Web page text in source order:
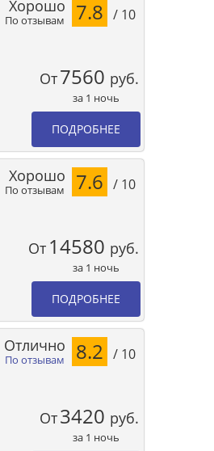
По отзывам
Хорошо 7.8 / 10
От7560 руб.
за 1 ночь
ПОДРОБНЕЕ
По отзывам
Хорошо 7.6 / 10
От 14580 руб.
за 1 ночь
ПОДРОБНЕЕ
По отзывам
Отлично 8.2 / 10
От3420 руб.
за 1 ночь